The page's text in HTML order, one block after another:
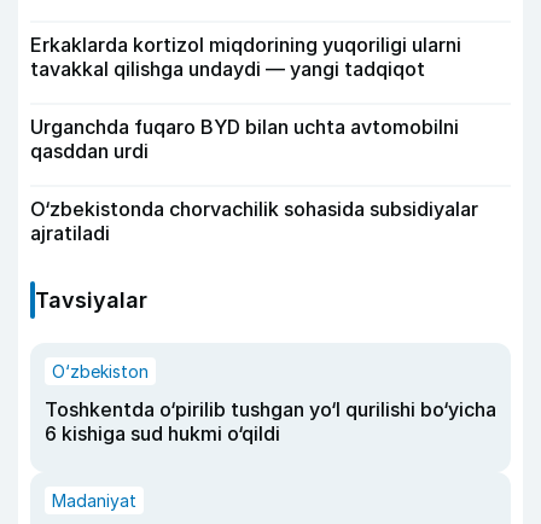
Erkaklarda kortizol miqdorining yuqoriligi ularni
tavakkal qilishga undaydi — yangi tadqiqot
Urganchda fuqaro BYD bilan uchta avtomobilni
qasddan urdi
O‘zbekistonda chorvachilik sohasida subsidiyalar
ajratiladi
Tavsiyalar
O‘zbekiston
Toshkentda o‘pirilib tushgan yo‘l qurilishi bo‘yicha
6 kishiga sud hukmi o‘qildi
Madaniyat